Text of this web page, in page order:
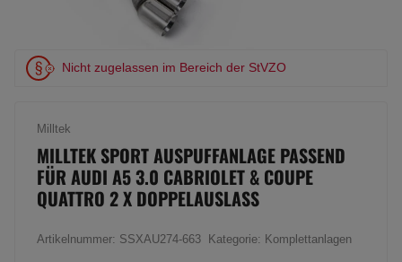
Nicht zugelassen im Bereich der StVZO
Milltek
MILLTEK SPORT AUSPUFFANLAGE PASSEND
FÜR AUDI A5 3.0 CABRIOLET & COUPE
QUATTRO 2 X DOPPELAUSLASS
Artikelnummer: SSXAU274-663 Kategorie: Komplettanlagen